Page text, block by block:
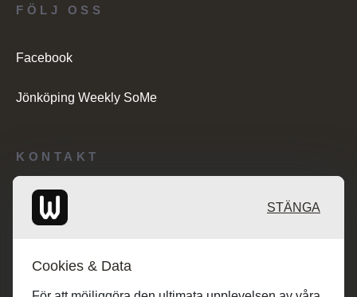
KONTAKT
Redaktionen: desk@maratongroup.com
FÖLJ OSS
Facebook
Jönköping Weekly SoMe
STÄNGA
Cookies & Data